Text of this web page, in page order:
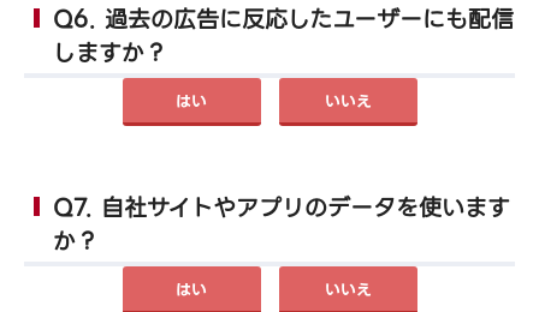
Q6. 過去の広告に反応したユーザーにも配信
しますか？
はい いいえ
Q7. 自社サイトやアプリのデータを使います
か？
はい いいえ